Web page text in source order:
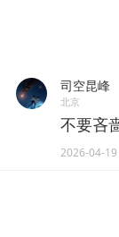
司空昆峰
北京
不要吝
2026-04-19